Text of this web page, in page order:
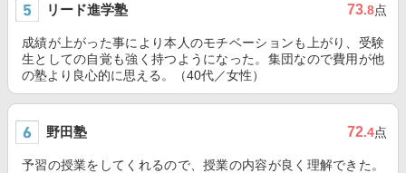
リード進学塾 73.8点
成績が上がった事により本人のモチベーションも上がり、受験
生としての自覚も強く持つようになった。集団なので費用が他
の塾より良心的に思える。（40代／女性）
野田塾 72.4点
予習の授業をしてくれるので、授業の内容が良く理解できた。